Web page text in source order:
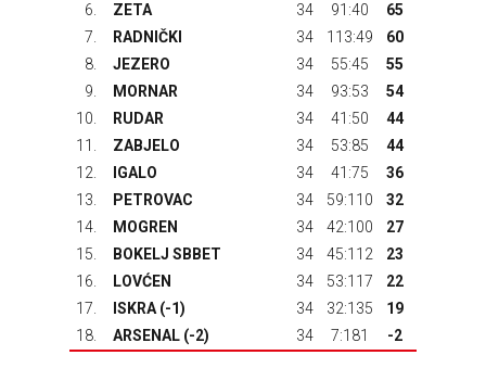
6.
ZETA 34 91:40
65
7.
RADNIČKI 34 113:49
60
8.
JEZERO 34 55:45
55
9.
MORNAR 34 93:53
54
10.
RUDAR 34 41:50
44
11.
ZABJELO 34 53:85
44
12.
IGALO 34 41:75
36
13.
PETROVAC 34 59:110
32
14.
MOGREN 34 42:100
27
15.
BOKELJ SBBET 34 45:112
23
16.
LOVĆEN 34 53:117
22
17.
ISKRA (-1) 34 32:135
19
18.
ARSENAL (-2) 34 7:181 -2